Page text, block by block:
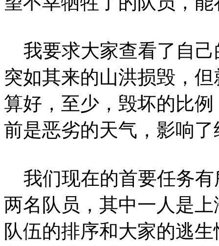
我要求大家查看了自己
突如其来的山洪损毁，
算好，至少，毁坏的比
前是恶劣的天气，影响
我们现在的首要任务有
两名队员，其中一人是
队伍的排序和大家的逃